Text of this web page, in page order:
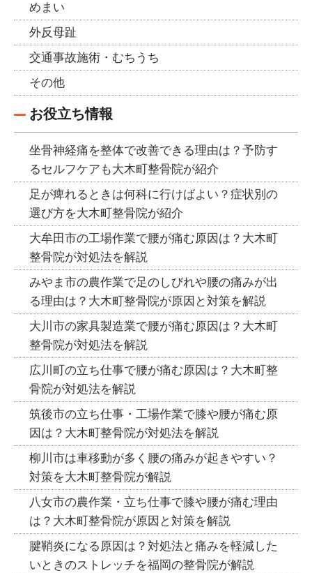
めまい
外反母趾
交通事故施術・むちうち
その他
お役立ち情報
坐骨神経痛を整体で改善できる理由は？予防す
るセルフケアも大木町整骨院が紹介
足が痺れるときは何科に行けばよい？症状別の
選び方を大木町整骨院が紹介
大牟田市の工場作業で腰が痛む原因は？大木町
整骨院が対処法を解説
みやま市の農作業で足のしびれや腰の痛みが出
る理由は？大木町整骨院が原因と対策を解説
大川市の家具製造業で腰が痛む原因は？大木町
整骨院が対処法を解説
広川町の立ち仕事で腰が痛む原因は？大木町整
骨院が対処法を解説
筑後市の立ち仕事・工場作業で膝や腰が痛む原
因は？大木町整骨院が対処法を解説
柳川市は車移動が多く腰の痛みが起きやすい？
対策を大木町整骨院が解説
八女市の農作業・立ち仕事で膝や腰が痛む理由
は？大木町整骨院が原因と対策を解説
腱鞘炎になる原因は？対処法と痛みを軽減した
いときのストレッチを福岡の整骨院が解説